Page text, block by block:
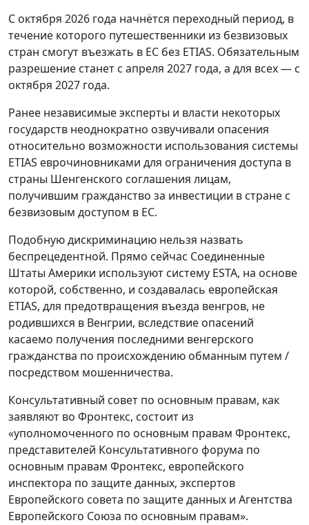
С октября 2026 года начнётся переходный период, в
течение которого путешественники из безвизовых
стран смогут въезжать в ЕС без ETIAS. Обязательным
разрешение станет с апреля 2027 года, а для всех — с
октября 2027 года.
Ранее независимые эксперты и власти некоторых
государств неоднократно озвучивали опасения
относительно возможности использования системы
ETIAS еврочиновниками для ограничения доступа в
страны Шенгенского соглашения лицам,
получившим гражданство за инвестиции в стране с
безвизовым доступом в ЕС.
Подобную дискриминацию нельзя назвать
беспрецедентной. Прямо сейчас Соединенные
Штаты Америки используют систему ESTA, на основе
которой, собственно, и создавалась европейская
ETIAS, для предотвращения въезда венгров, не
родившихся в Венгрии, вследствие опасений
касаемо получения последними венгерского
гражданства по происхождению обманным путем /
посредством мошенничества.
Консультативный совет по основным правам, как
заявляют во Фронтекс, состоит из
«уполномоченного по основным правам Фронтекс,
представителей Консультативного форума по
основным правам Фронтекс, европейского
инспектора по защите данных, экспертов
Европейского совета по защите данных и Агентства
Европейского Союза по основным правам».